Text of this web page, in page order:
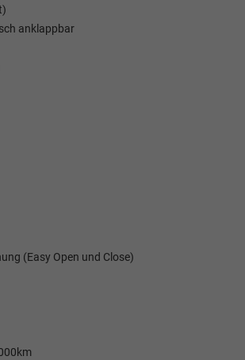
anklappbar
(Easy Open und Close)
04181/2176-21